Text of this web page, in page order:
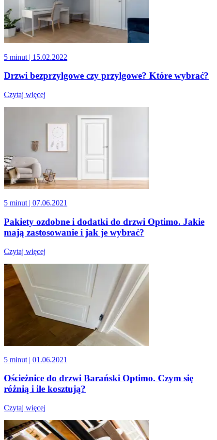
5 minut | 15.02.2022
Drzwi bezprzylgowe czy przylgowe? Które wybrać?
Czytaj więcej
5 minut | 07.06.2021
Pakiety ozdobne i dodatki do drzwi Optimo. Jakie
mają zastosowanie i jak je wybrać?
Czytaj więcej
5 minut | 01.06.2021
Ościeżnice do drzwi Barański Optimo. Czym się
różnią i ile kosztują?
Czytaj więcej